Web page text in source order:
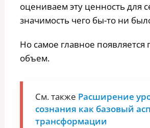
оцениваем эту ценность для
значимость чего бы-то ни
Но самое главное появляется
объем.
См. также Расширение
сознания как базовый
трансформации